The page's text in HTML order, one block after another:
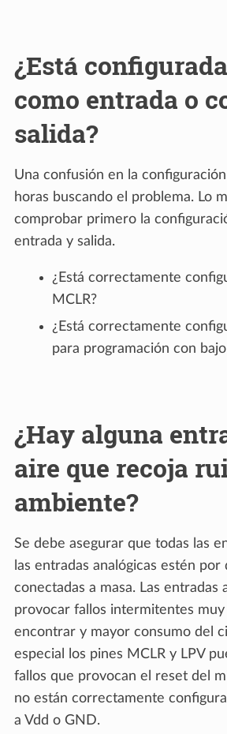
¿Está
como entrada o
salida?
Una confusión en la
horas buscando el problema. Lo
comprobar primero la
entrada y salida.
¿Está correctamente
MCLR?
¿Está correctamente
para programación con
¿Hay alguna
aire que recoja
ambiente?
Se debe asegurar que todas las
las entradas analógicas estén por
conectadas a masa. Las entradas
provocar fallos intermitentes
encontrar y mayor consumo del
especial los pines MCLR y LPV
fallos que provocan el reset del
no están correctamente
a Vdd o GND.